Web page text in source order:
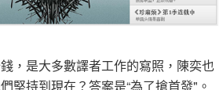
，是大多數譯者工作的寫照，陳奕也
堅持到現在？答案是“為了搶首發"。